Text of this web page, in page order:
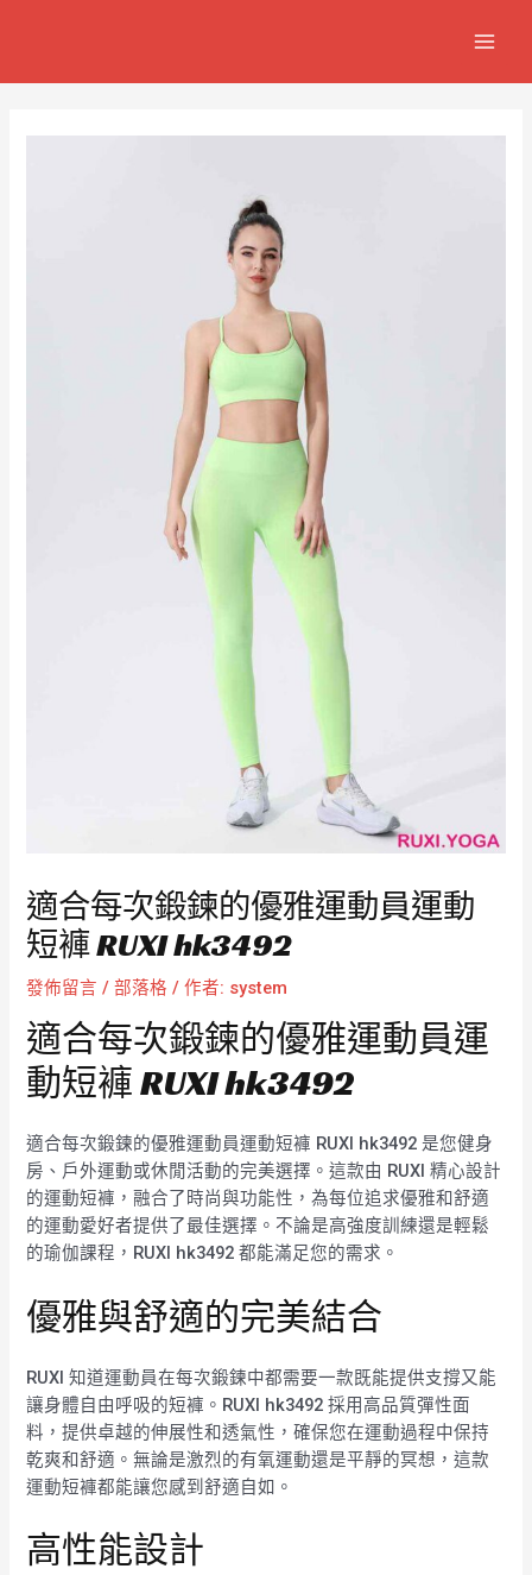
適合每次鍛鍊的優雅運動員運動
短褲 RUXI hk3492
發佈留言 /部落格 / 作者: system
適合每次鍛鍊的優雅運動員運
動短褲 RUXI hk3492
適合每次鍛鍊的優雅運動員運動短褲 RUXI hk3492 是您健身
房、戶外運動或休閒活動的完美選擇。這款由 RUXI 精心設計
的運動短褲，融合了時尚與功能性，為每位追求優雅和舒適
的運動愛好者提供了最佳選擇。不論是高強度訓練還是輕鬆
的瑜伽課程，RUXI hk3492 都能滿足您的需求。
優雅與舒適的完美結合
RUXI 知道運動員在每次鍛鍊中都需要一款既能提供支撐又能
讓身體自由呼吸的短褲。RUXI hk3492 採用高品質彈性面
料，提供卓越的伸展性和透氣性，確保您在運動過程中保持
乾爽和舒適。無論是激烈的有氧運動還是平靜的冥想，這款
運動短褲都能讓您感到舒適自如。
高性能設計